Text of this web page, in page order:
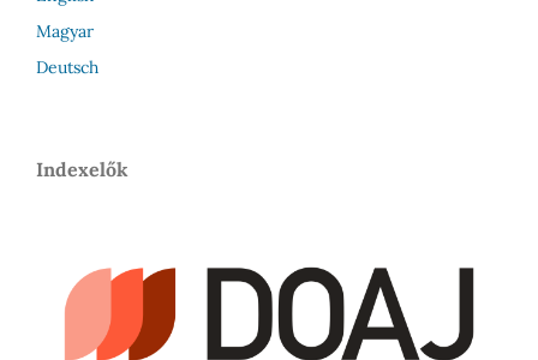
Magyar
Deutsch
Indexelők